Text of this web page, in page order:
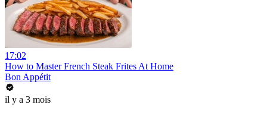
17:02
How to Master French Steak Frites At Home
Bon Appétit
il y a 3 mois